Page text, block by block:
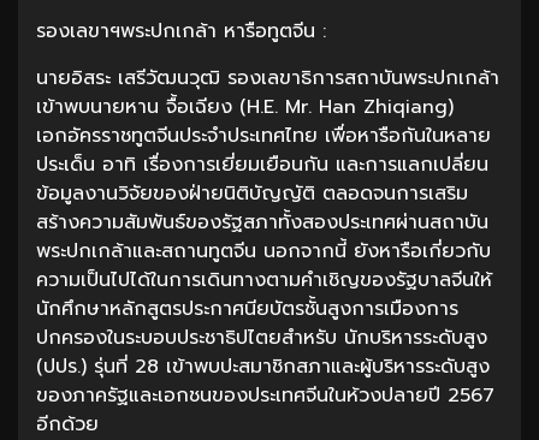
รองเลขาฯพระปกเกล้า หารือทูตจีน :
นายอิสระ เสรีวัฒนวุฒิ รองเลขาธิการสถาบันพระปกเกล้า
เข้าพบนายหาน จื้อเฉียง (H.E. Mr. Han Zhiqiang)
เอกอัครราชทูตจีนประจำประเทศไทย เพื่อหารือกันในหลาย
ประเด็น อาทิ เรื่องการเยี่ยมเยือนกัน และการแลกเปลี่ยน
ข้อมูลงานวิจัยของฝ่ายนิติบัญญัติ ตลอดจนการเสริม
สร้างความสัมพันธ์ของรัฐสภาทั้งสองประเทศผ่านสถาบัน
พระปกเกล้าและสถานทูตจีน นอกจากนี้ ยังหารือเกี่ยวกับ
ความเป็นไปได้ในการเดินทางตามคำเชิญของรัฐบาลจีนให้
นักศึกษาหลักสูตรประกาศนียบัตรชั้นสูงการเมืองการ
ปกครองในระบอบประชาธิปไตยสำหรับ นักบริหารระดับสูง
(ปปร.) รุ่นที่ 28 เข้าพบปะสมาชิกสภาและผู้บริหารระดับสูง
ของภาครัฐและเอกชนของประเทศจีนในห้วงปลายปี 2567
อีกด้วย